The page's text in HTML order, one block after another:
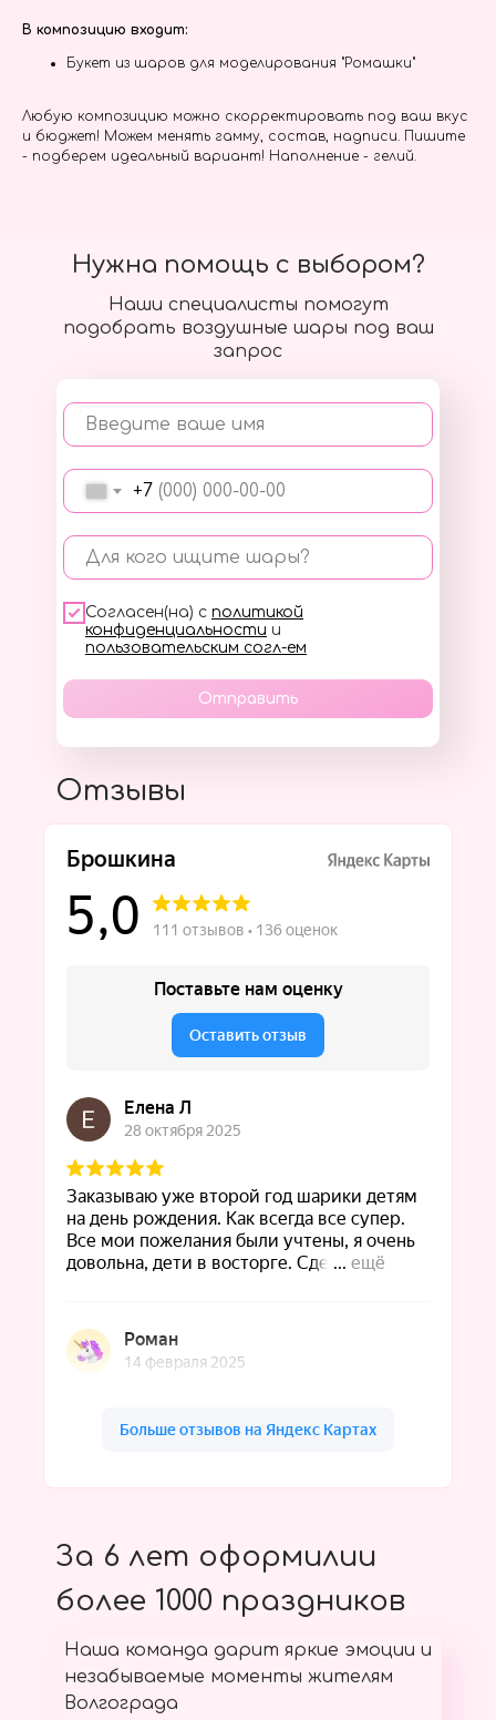
В композицию входит:
Букет из шаров для моделирования "Ромашки"
Любую композицию можно скорректировать под ваш вкус
и бюджет! Можем менять гамму, состав, надписи. Пишите
- подберем идеальный вариант! Наполнение - гелий.
Наши специалисты помогут
подобрать воздушные шары под ваш
запрос
Введите ваше имя
+7
Для кого ищите шары?
Согласен(на) с политикой
конфиденциальности и
пользовательским согл-ем
Отправить
Нужна помощь с выбором?
Отзывы
За 6 лет оформилии
более 1000 праздников
Наша команда дарит яркие эмоции и
незабываемые моменты жителям
Волгограда